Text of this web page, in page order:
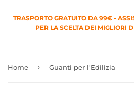
TRASPORTO GRATUITO DA 99€ -
PER LA SCELTA DEI MIGLIORI
Home › Guanti per l'Edilizia